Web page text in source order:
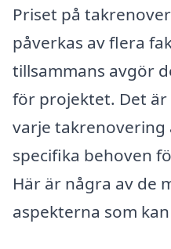
Priset på
påverkas av flera
tillsammans avgör
för projektet. Det
varje takrenovering
specifika behoven
Här är några av de
aspekterna som